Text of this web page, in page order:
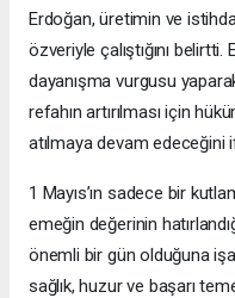
Erdoğan, üretimin ve
özveriyle çalıştığını
dayanışma vurgusu
refahın artırılması için
atılmaya devam edeceğini
1 Mayıs’ın sadece bir
emeğin değerinin
önemli bir gün olduğuna
sağlık, huzur ve başarı